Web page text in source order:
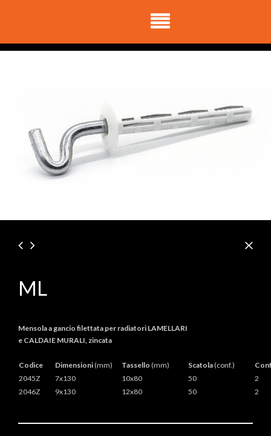
ML
Mensola a gancio filettata per radiatori LAMELLARI
e CALDAIE MURALI, zincata
Codice Dimensioni(mm) Tassello (mm) Scatola(conf.)
2045Z
7x130 10x80 50
2
2046Z
9x130 12x80 50 2